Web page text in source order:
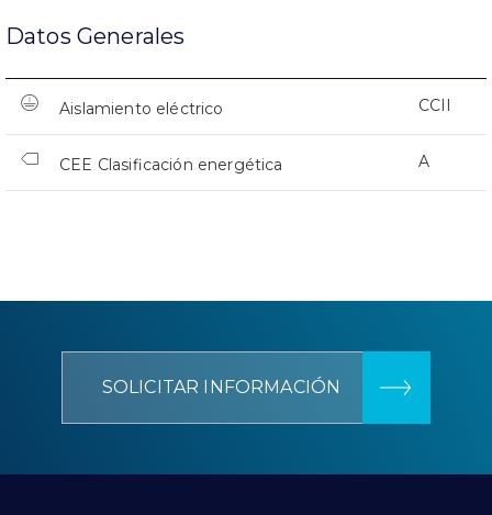
Datos Generales
Aislamiento eléctrico CCII
CEE Clasificación energética A
SOLICITAR INFORMACIÓN